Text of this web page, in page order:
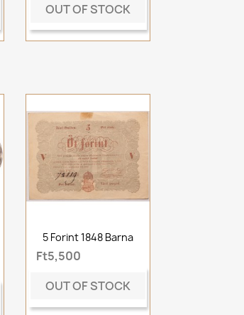
OUT OF STOCK
5 Forint 1848 Barna
Ft5,500
OUT OF STOCK